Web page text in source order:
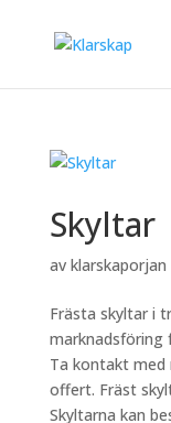
Skyltar
av klarskaporjan
Frästa skyltar i
marknadsföring
Ta kontakt med
offert. Fräst
Skyltarna kan